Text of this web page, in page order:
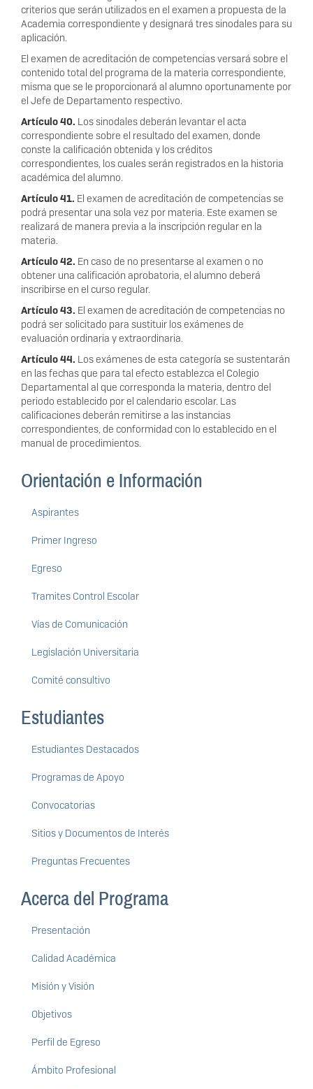
criterios que serán utilizados en el examen a propuesta de la
Academia correspondiente y designará tres sinodales para su
aplicación.
El examen de acreditación de competencias versará sobre el
contenido total del programa de la materia correspondiente,
misma que se le proporcionará al alumno oportunamente por
el Jefe de Departamento respectivo.
Artículo 40. Los sinodales deberán levantar el acta
correspondiente sobre el resultado del examen, donde
conste la calificación obtenida y los créditos
correspondientes, los cuales serán registrados en la historia
académica del alumno.
Artículo 41. El examen de acreditación de competencias se
podrá presentar una sola vez por materia. Este examen se
realizará de manera previa a la inscripción regular en la
materia.
Artículo 42. En caso de no presentarse al examen o no
obtener una calificación aprobatoria, el alumno deberá
inscribirse en el curso regular.
Artículo 43. El examen de acreditación de competencias no
podrá ser solicitado para sustituir los exámenes de
evaluación ordinaria y extraordinaria.
Artículo 44. Los exámenes de esta categoría se sustentarán
en las fechas que para tal efecto establezca el Colegio
Departamental al que corresponda la materia, dentro del
periodo establecido por el calendario escolar. Las
calificaciones deberán remitirse a las instancias
correspondientes, de conformidad con lo establecido en el
manual de procedimientos.
Orientación e Información
Aspirantes
Primer Ingreso
Egreso
Tramites Control Escolar
Vías de Comunicación
Legislación Universitaria
Comité consultivo
Estudiantes
Estudiantes Destacados
Programas de Apoyo
Convocatorias
Sitios y Documentos de Interés
Preguntas Frecuentes
Acerca del Programa
Presentación
Calidad Académica
Misión y Visión
Objetivos
Perfil de Egreso
Ámbito Profesional